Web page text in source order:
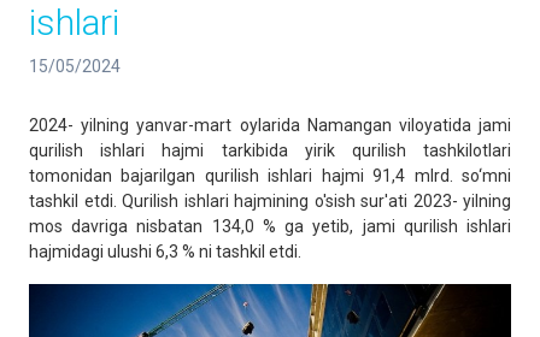
ishlari
15/05/2024
2024- yilning yanvar-mart oylarida Namangan viloyatida jami
qurilish ishlari hajmi tarkibida yirik qurilish tashkilotlari
tomonidan bajarilgan qurilish ishlari hajmi 91,4 mlrd. so‘mni
tashkil etdi. Qurilish ishlari hajmining o'sish sur'ati 2023- yilning
mos davriga nisbatan 134,0 % ga yetib, jami qurilish ishlari
hajmidagi ulushi 6,3 % ni tashkil etdi.